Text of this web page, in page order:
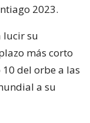
2023.
lucir su
más corto
del orbe a las
a su